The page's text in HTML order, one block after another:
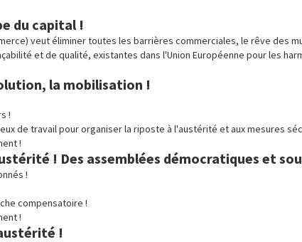
du capital !
veut éliminer toutes les barrières commerciales, le rêve des
et de qualité, existantes dans l'Union Européenne pour les
la mobilisation !
!
de travail pour organiser la riposte à l'austérité et aux mesures
!
! Des assemblées démocratiques et
!
compensatoire !
!
!